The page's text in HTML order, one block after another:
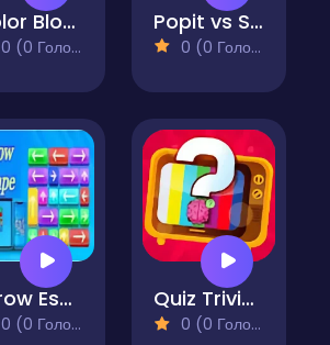
Color Block Blast
0 (0 Голосів)
Popit vs Spinner
0 (0 Голосів)
Arrow Escape
0 (0 Голосів)
Quiz Trivia Guess The Animal Music Flags
0 (0 Голосів)